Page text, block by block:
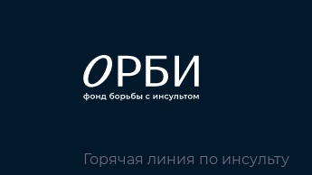
Горячая линия по инсульту